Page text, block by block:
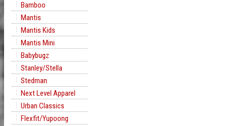
Bamboo
Mantis
Mantis Kids
Mantis Mini
Babybugz
Stanley/Stella
Stedman
Next Level Apparel
Urban Classics
Flexfit/Yupoong